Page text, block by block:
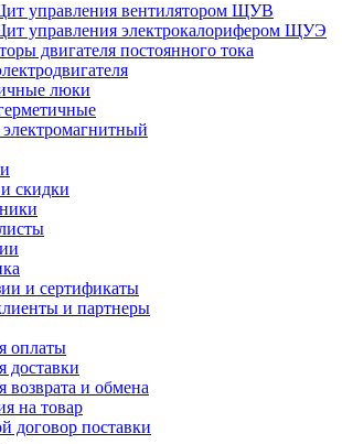
управления вентилятором ЩУВ
управления электрокалорифером ЩУЭ
двигателя постоянного тока
люки
скидки
и сертификаты
и партнеры
оплаты
доставки
возврата и обмена
на товар
договор поставки